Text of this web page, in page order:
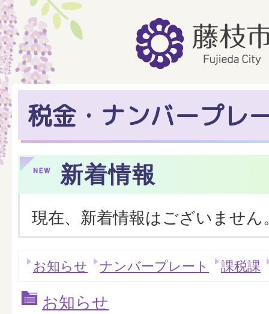
税金・ナンバープレ
新着情報
現在、新着情報はございません
お知らせ ナンバープレート 課税課
お知らせ